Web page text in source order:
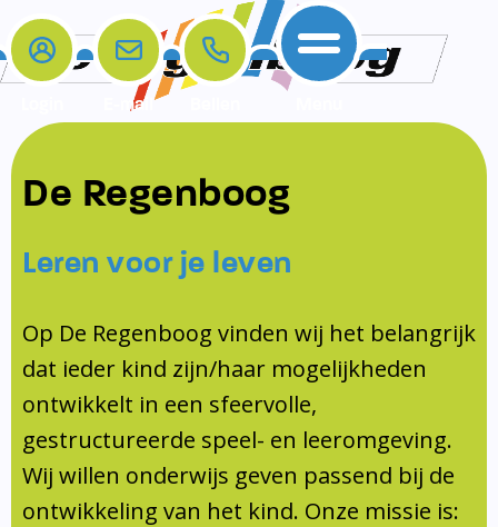
Home
De school
Opleiding en Stage
KomKids
Schoolvakanties
Ouderraad
Medezeggenschapsraad
Documentatie
Ouders
Ouders
Contact
Contact
Contact
Samenwerkingen
Samenwerkingen
Schoollogopedist
E-mail
De Regenboog
Leren voor je leven
Op De Regenboog vinden wij het belangrijk
dat ieder kind zijn/haar mogelijkheden
ontwikkelt in een sfeervolle,
gestructureerde speel- en leeromgeving.
Wij willen onderwijs geven passend bij de
ontwikkeling van het kind. Onze missie is: